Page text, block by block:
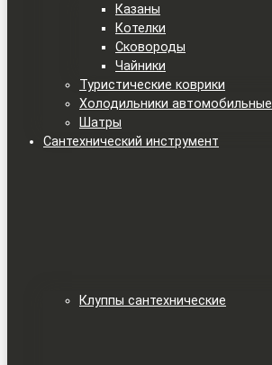
Казаны
Котелки
Сковороды
Чайники
Туристические коврики
Холодильники автомобильные
Шатры
Сантехнический инструмент
Клуппы сантехнические